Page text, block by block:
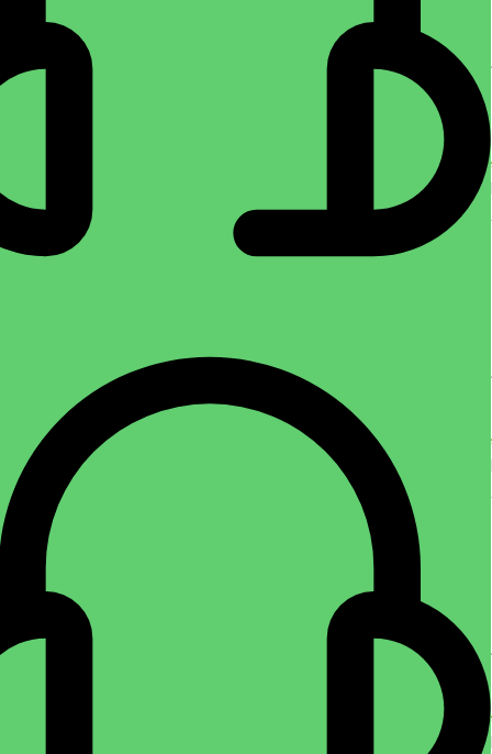
سانت
فروشگاه عایق
تماس بگیرید
اطلاعات بیشتر
پشم سنگ لوله‌ای (Rockwool Pipe Insulation) یکی از انواع عایق‌های حرارتی
و صوتی است که به‌صورت استوانه‌ای و توخالی تولید
پشم سنگ لوله ای سایز ۱/۲ اینچ ضخامت ۵ سانت
پشم سنگ پشم سنگ لوله ای
تماس بگیرید
پشم سنگ لوله‌ای (Rockwool Pipe Insulation) یکی از انواع عایق‌های حرارتی
و صوتی است که به‌صورت استوانه‌ای و توخالی تولید
پشم سنگ لوله ای سایز ۵ اینچ ضخامت ۵ سانت
فروشگاه عایق
تماس بگیرید
اطلاعات بیشتر